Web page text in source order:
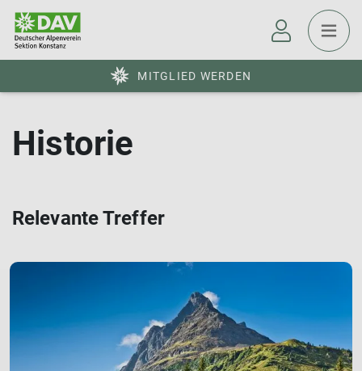
MITGLIED WERDEN
Historie
Relevante Treffer